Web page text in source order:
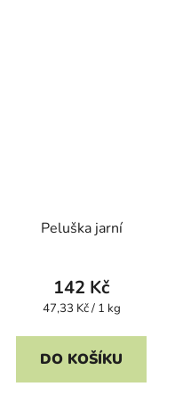
Peluška jarní
142 Kč
Měrná
47,33 Kč / 1 kg
DO KOŠÍKU